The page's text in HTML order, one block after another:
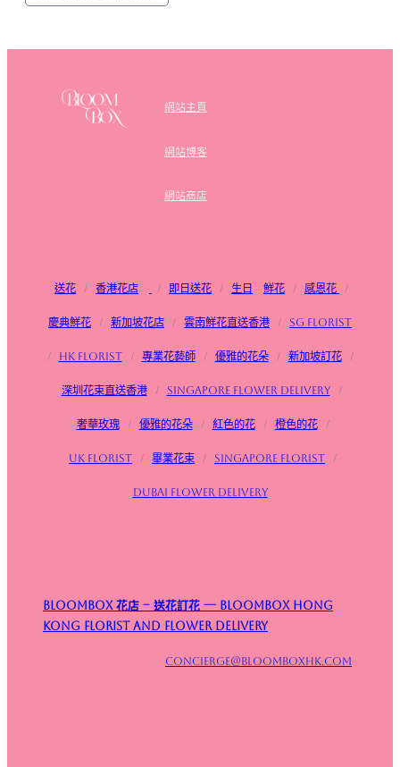
網站主頁
網站博客
網站商店
送花 / 香港花店 / 即日送花 / 生日 鮮花 / 感恩花 /
慶典鮮花 / 新加坡花店 / 雲南鮮花直送香港 / SG FLorist
/ HK Florist / 專業花藝師 / 優雅的花朵 / 新加坡訂花 /
深圳花束直送香港 / Singapore flower delivery /
奢華玫瑰 / 優雅的花朵 / 紅色的花 / 橙色的花 /
UK Florist / 畢業花束 / Singapore Florist /
Dubai Flower Delivery
Bloombox 花店 – 送花訂花 — Bloombox Hong
Kong Florist and Flower Delivery
concierge@bloomboxhk.com